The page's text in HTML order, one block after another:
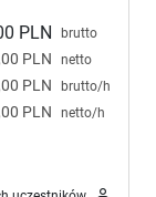
PLN brutto
PLN netto
PLN brutto/h
PLN netto/h